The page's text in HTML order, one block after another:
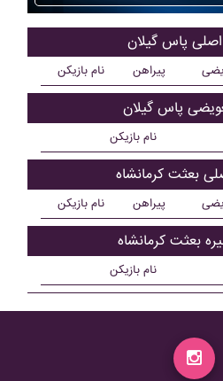
اصلی پاس گيلان
نام بازیکن پیراهن
پاس گيلان
نام بازیکن
بعثت کرمانشاه
نام بازیکن پیراهن
بعثت کرمانشاه
نام بازیکن